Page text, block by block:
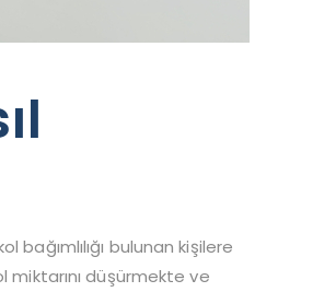
bağımlılığı bulunan kişilere
düşürmekte ve